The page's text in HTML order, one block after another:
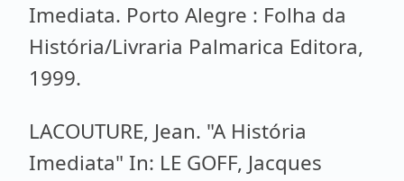
Imediata. Porto Alegre : Folha da
História/Livraria Palmarica Editora,
1999.
LACOUTURE, Jean. "A História
Imediata" In: LE GOFF, Jacques